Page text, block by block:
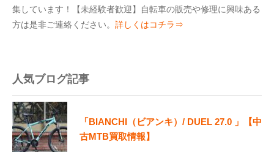
集しています！【未経験者歓迎】自転車の販売や修理に興味ある
方は是非ご連絡ください。 詳しくはコチラ⇒
人気ブログ記事
「BIANCHI（ビアンキ）/ DUEL 27.0 」【中
古MTB買取情報】